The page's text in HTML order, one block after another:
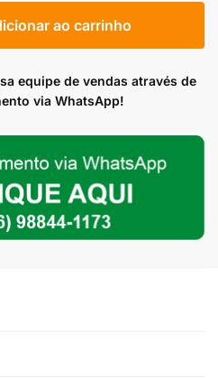
ao carrinho
equipe de vendas através de
via WhatsApp!